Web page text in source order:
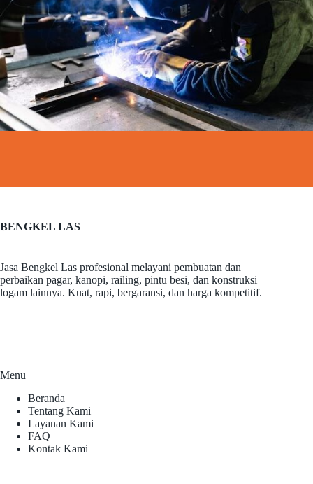
BENGKEL LAS
Jasa Bengkel Las profesional melayani pembuatan dan
perbaikan pagar, kanopi, railing, pintu besi, dan konstruksi
logam lainnya. Kuat, rapi, bergaransi, dan harga kompetitif.
Menu
Beranda
Tentang Kami
Layanan Kami
FAQ
Kontak Kami